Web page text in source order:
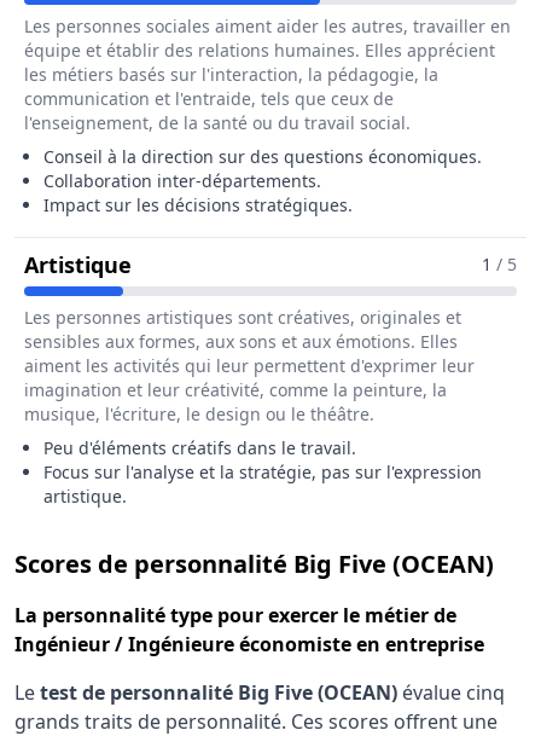
Les personnes sociales aiment aider les autres, travailler en
équipe et établir des relations humaines. Elles apprécient
les métiers basés sur l'interaction, la pédagogie, la
communication et l'entraide, tels que ceux de
l'enseignement, de la santé ou du travail social.
Conseil à la direction sur des questions économiques.
Collaboration inter-départements.
Impact sur les décisions stratégiques.
Artistique Pour Le Métier De Ingénieur / 1 / 5
Les personnes artistiques sont créatives, originales et
sensibles aux formes, aux sons et aux émotions. Elles
aiment les activités qui leur permettent d'exprimer leur
imagination et leur créativité, comme la peinture, la
musique, l'écriture, le design ou le théâtre.
Peu d'éléments créatifs dans le travail.
Focus sur l'analyse et la stratégie, pas sur l'expression
artistique.
Scores de personnalité Big Five (OCEAN)
La personnalité type pour exercer le métier de
Ingénieur / Ingénieure économiste en entreprise
Letest de personnalité Big Five (OCEAN) évalue cinq
grands traits de personnalité. Ces scores offrent une